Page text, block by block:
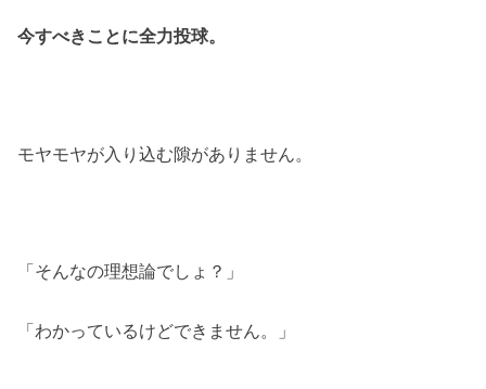
今すべきことに全力投球。
モヤモヤが入り込む隙がありません。
「そんなの理想論でしょ？」
「わかっているけどできません。」